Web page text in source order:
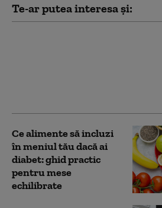
Te-ar putea interesa și:
Ce alimente să incluzi
în meniul tău dacă ai
diabet: ghid practic
pentru mese
echilibrate